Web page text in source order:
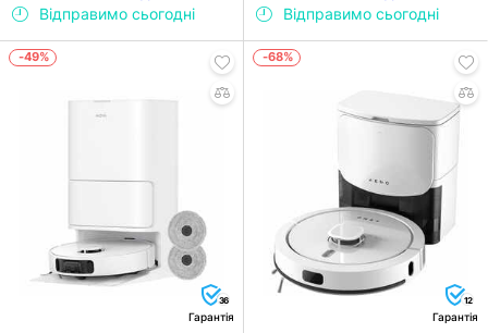
Відправимо сьогодні
Відправимо сьогодні
-49%
36
Гарантія
-68%
12
Гарантія